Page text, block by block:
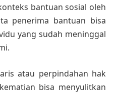
bantuan sosial oleh
penerima bantuan bisa
yang sudah meninggal
atau perpindahan hak
bisa menyulitkan